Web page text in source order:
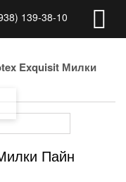
139-38-10
Exquisit Милки
Пайн